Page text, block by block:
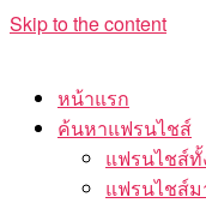
Skip to the content
หน้าแรก
ค้นหาแฟรนไชส์
แฟรนไชส์
แฟรนไชส์